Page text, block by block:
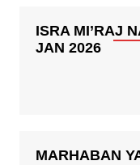
ISRA MI’RAJ
JAN 2026
MARHABAN